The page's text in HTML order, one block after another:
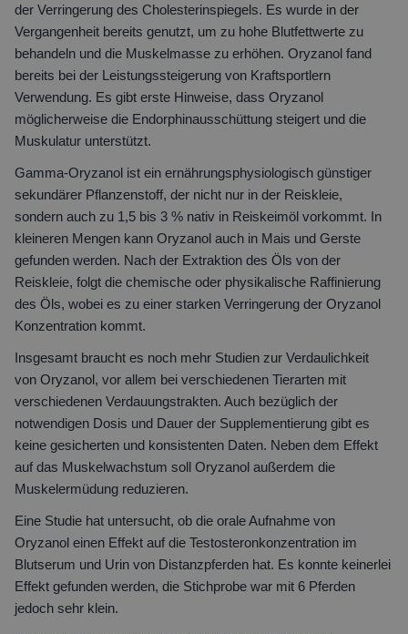
der Verringerung des Cholesterinspiegels. Es wurde in der
Vergangenheit bereits genutzt, um zu hohe Blutfettwerte zu
behandeln und die Muskelmasse zu erhöhen. Oryzanol fand
bereits bei der Leistungssteigerung von Kraftsportlern
Verwendung. Es gibt erste Hinweise, dass Oryzanol
möglicherweise die Endorphinausschüttung steigert und die
Muskulatur unterstützt.
Gamma-Oryzanol ist ein ernährungsphysiologisch günstiger
sekundärer Pflanzenstoff, der nicht nur in der Reiskleie,
sondern auch zu 1,5 bis 3 % nativ in Reiskeimöl vorkommt. In
kleineren Mengen kann Oryzanol auch in Mais und Gerste
gefunden werden. Nach der Extraktion des Öls von der
Reiskleie, folgt die chemische oder physikalische Raffinierung
des Öls, wobei es zu einer starken Verringerung der Oryzanol
Konzentration kommt.
Insgesamt braucht es noch mehr Studien zur Verdaulichkeit
von Oryzanol, vor allem bei verschiedenen Tierarten mit
verschiedenen Verdauungstrakten. Auch bezüglich der
notwendigen Dosis und Dauer der Supplementierung gibt es
keine gesicherten und konsistenten Daten. Neben dem Effekt
auf das Muskelwachstum soll Oryzanol außerdem die
Muskelermüdung reduzieren.
Eine Studie hat untersucht, ob die orale Aufnahme von
Oryzanol einen Effekt auf die Testosteronkonzentration im
Blutserum und Urin von Distanzpferden hat. Es konnte keinerlei
Effekt gefunden werden, die Stichprobe war mit 6 Pferden
jedoch sehr klein.